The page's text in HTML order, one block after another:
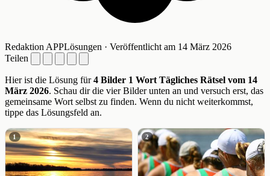
Redaktion APPLösungen · Veröffentlicht am 14 März 2026
Teilen
Hier ist die Lösung für4 Bilder 1 Wort Tägliches Rätsel vom 14
März 2026. Schau dir die vier Bilder unten an und versuch erst, das
gemeinsame Wort selbst zu finden. Wenn du nicht weiterkommst,
tippe das Lösungsfeld an.
1 2